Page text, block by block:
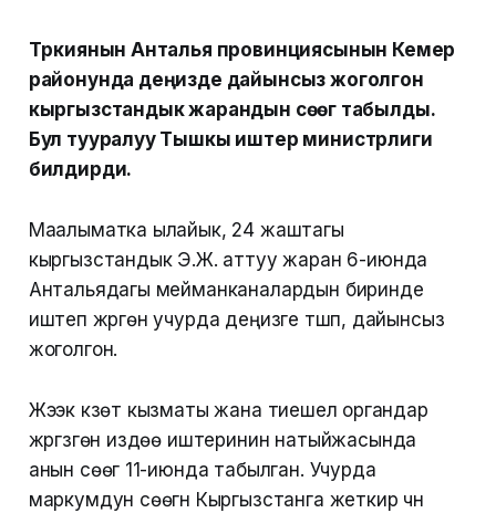
Түркиянын Анталья провинциясынын Кемер
районунда деңизде дайынсыз жоголгон
кыргызстандык жарандын сөөгү табылды.
Бул тууралуу Тышкы иштер министрлиги
билдирди.
Маалыматка ылайык, 24 жаштагы
кыргызстандык Э.Ж. аттуу жаран 6-июнда
Антальядагы мейманканалардын биринде
иштеп жүргөн учурда деңизге түшүп, дайынсыз
жоголгон.
Жээк күзөт кызматы жана тиешелүү органдар
жүргүзгөн издөө иштеринин натыйжасында
анын сөөгү 11-июнда табылган. Учурда
маркумдун сөөгүн Кыргызстанга жеткирүү үчүн